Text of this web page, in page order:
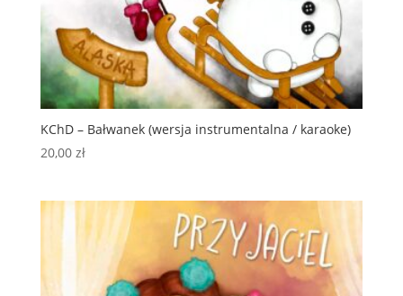
KChD – Bałwanek (wersja instrumentalna / karaoke)
20,00 zł